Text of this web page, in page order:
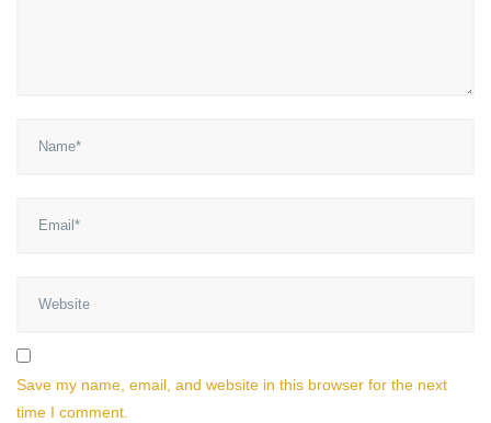
Save my name, email, and website in this browser for the next
time I comment.